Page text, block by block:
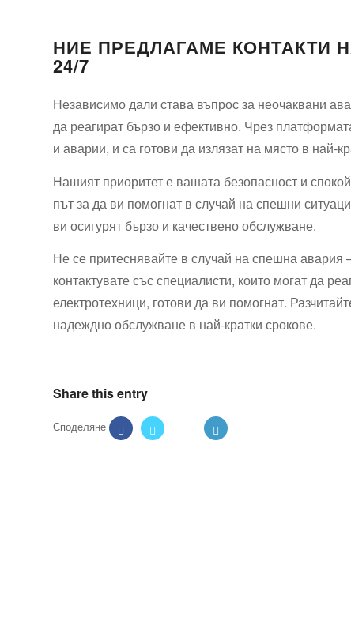
НИЕ ПРЕДЛАГАМЕ КОНТАКТИ
24/7
Независимо дали става въпрос за неочаквани
да реагират бързо и ефективно. Чрез
и аварии, и са готови да излязат на място в най-
Нашият приоритет е вашата безопасност и
път за да ви помогнат в случай на спешни
ви осигурят бързо и качествено обслужване.
Не се притеснявайте в случай на спешна
контактувате със специалисти, които могат да
електротехници, готови да ви помогнат.
надеждно обслужване в най-кратки срокове.
Share this entry